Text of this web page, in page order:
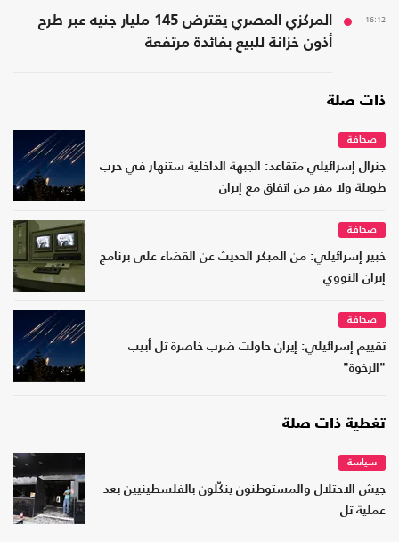
16:12
المركزي المصري يقترض 145 مليار جنيه عبر طرح
أذون خزانة للبيع بفائدة مرتفعة
ذات صلة
صحافة
جنرال إسرائيلي متقاعد: الجبهة الداخلية ستنهار في حرب
طويلة ولا مفر من اتفاق مع إيران
صحافة
خبير إسرائيلي: من المبكر الحديث عن القضاء على برنامج
إيران النووي
صحافة
تقييم إسرائيلي: إيران حاولت ضرب خاصرة تل أبيب
"الرخوة"
تغطية ذات صلة
سياسة
جيش الاحتلال والمستوطنون ينكّلون بالفلسطينيين بعد
عملية تل